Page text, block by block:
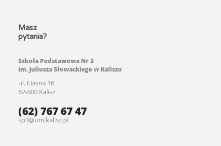
Masz
pytania?
Szkoła Podstawowa Nr 3
im. Juliusza Słowackiego w Kaliszu
ul. Ciasna 16
62-800 Kalisz
(62) 767 67 47
sp3@um.kalisz.pl